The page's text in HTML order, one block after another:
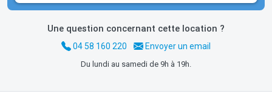
Une question concernant cette location ?
04 58 160 220 Envoyer un email
Du lundi au samedi de 9h à 19h.